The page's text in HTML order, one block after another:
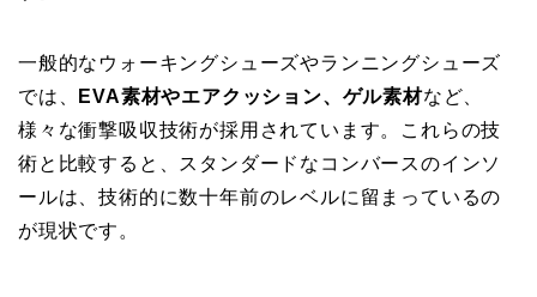
一般的なウォーキングシューズやランニングシューズ
では、
EVA素材やエアクッション、ゲル素材など、
様々な衝撃吸収技術が採用されています。これらの技
術と比較すると、スタンダードなコンバースのインソ
ールは、技術的に数十年前のレベルに留まっているの
が現状です。